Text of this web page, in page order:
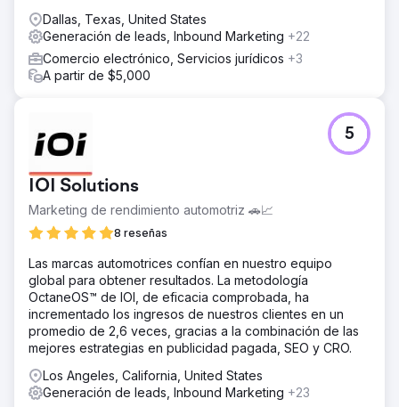
Dallas, Texas, United States
Generación de leads, Inbound Marketing +22
Comercio electrónico, Servicios jurídicos +3
A partir de $5,000
IOI Solutions
Marketing de rendimiento automotriz 🚗📈
8 reseñas
5
Las marcas automotrices confían en nuestro equipo
global para obtener resultados. La metodología
OctaneOS™ de IOI, de eficacia comprobada, ha
incrementado los ingresos de nuestros clientes en un
promedio de 2,6 veces, gracias a la combinación de las
mejores estrategias en publicidad pagada, SEO y CRO.
Los Angeles, California, United States
Generación de leads, Inbound Marketing +23